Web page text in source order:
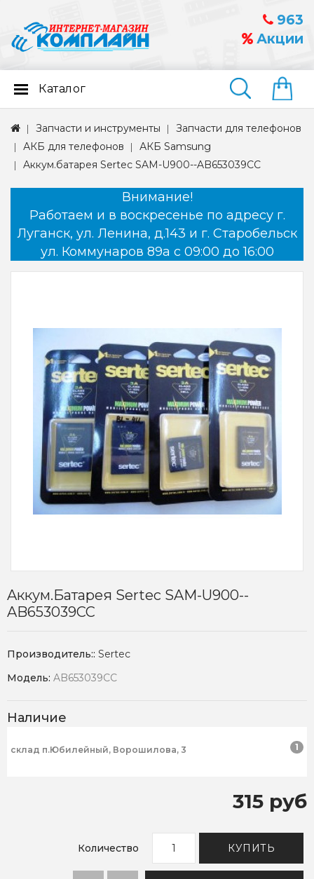
963
Акции
Найти
Каталог
Запчасти и инструменты
Запчасти для телефонов
АКБ для телефонов
АКБ Samsung
Aккум.батарея Sertec SAM-U900--AB653039CC
Внимание!
Работаем и в воскресенье по адресу г.
Луганск, ул. Ленина, д.143 и г. Старобельск
ул. Коммунаров 89а с 09:00 до 16:00
Aккум.батарея Sertec SAM-U900--
AB653039CC
Производитель:: Sertec
Модель: AB653039CC
Наличие
склад п.Юбилейный, Ворошилова, 3 1
315 руб
Количество КУПИТЬ